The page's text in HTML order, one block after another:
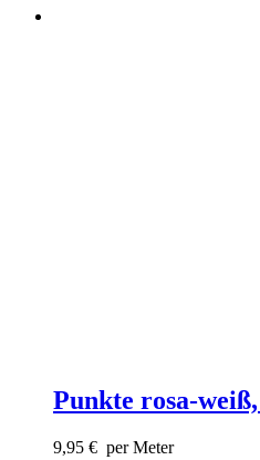
Punkte rosa-
9,95 € per Meter